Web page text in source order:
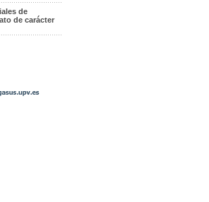
de
de carácter